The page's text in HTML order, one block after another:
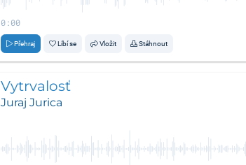
0:00
Přehraj Líbí se Vložit Stáhnout
Vytrvalosť
Juraj Jurica